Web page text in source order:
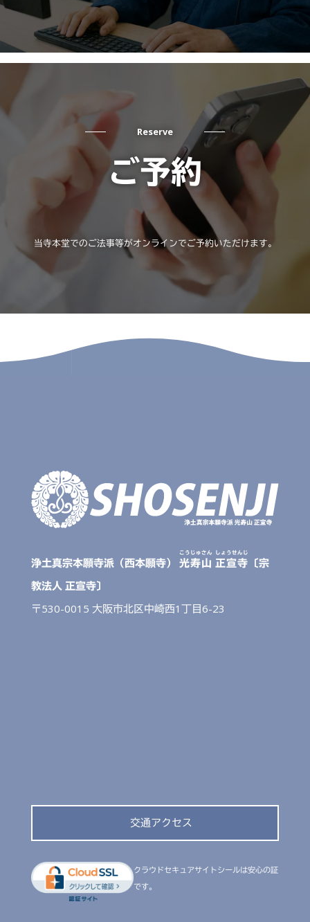
Reserve
ご予約
当寺本堂でのご法事等がオンラインでご予約いただけます。
浄土真宗本願寺派（西本願寺） 光寿山
こうじゅさん
正宣寺
しょうせんじ
〔宗
教法人 正宣寺〕
〒530-0015 大阪市北区中崎西1丁目6-23
交通アクセス
クラウドセキュアサイトシールは安心の証
です。